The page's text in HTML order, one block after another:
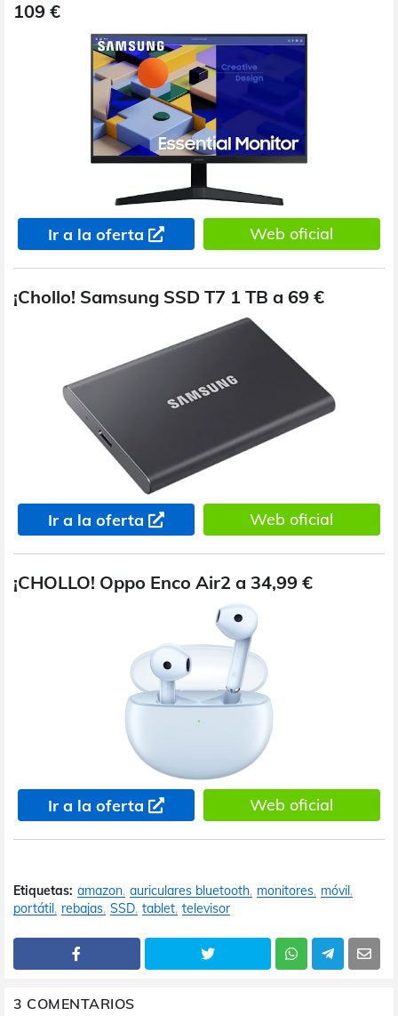
109 €
Ir a la oferta Web oficial
¡Chollo! Samsung SSD T7 1 TB a 69 €
Ir a la oferta Web oficial
¡CHOLLO! Oppo Enco Air2 a 34,99 €
Ir a la oferta Web oficial
Etiquetas: amazon auriculares bluetooth monitores móvil
portátil rebajas SSD tablet televisor
3 COMENTARIOS